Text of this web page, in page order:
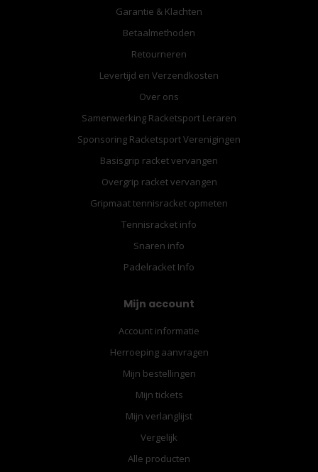
Garantie & Klachten
Betaalmethoden
Retourneren
Levertijd en Verzendkosten
Over ons
Samenwerking Racketsport Leraren
Sponsoring Racketsport Verenigingen
Basisgrip racket vervangen
Overgrip racket vervangen
Gripmaat tennisracket opmeten
Tennisracket info
Snaren info
Padelracket Info
Mijn account
Account informatie
Herroeping aanvragen
Mijn bestellingen
Mijn tickets
Mijn verlanglijst
Vergelijk
Alle producten